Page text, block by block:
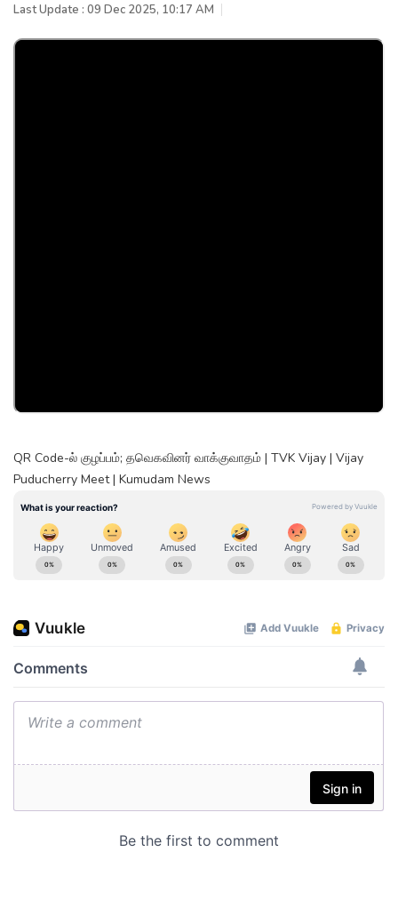
Last Update : 09 Dec 2025, 10:17 AM
QR Code-ல் குழப்பம்; தவெகவினர் வாக்குவாதம் | TVK Vijay | Vijay
Puducherry Meet | Kumudam News